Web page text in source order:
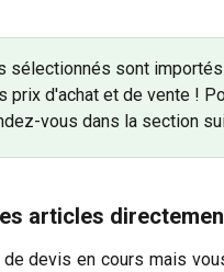
sélectionnés sont
prix d'achat et de vente !
vous dans la section
articles
devis en cours mais